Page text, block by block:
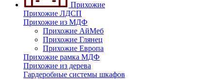
Прихожие
Прихожие ЛДСП
Прихожие из МДФ
Прихожие АйМеб
Прихожие Глянец
Прихожие Европа
Прихожие рамка МДФ
Прихожие из дерева
Гардеробные системы шкафов